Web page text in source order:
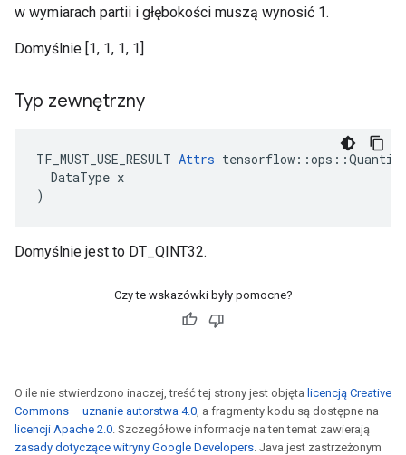
w wymiarach partii i głębokości muszą wynosić 1.
Domyślnie [1, 1, 1, 1]
Typ zewnętrzny
TF_MUST_USE_RESULT Attrs
  DataType x
)
Domyślnie jest to DT_QINT32.
Czy te wskazówki były pomocne?
O ile nie stwierdzono inaczej, treść tej strony jest objęta licencją Creative
Commons – uznanie autorstwa 4.0, a fragmenty kodu są dostępne na
licencji Apache 2.0. Szczegółowe informacje na ten temat zawierają
zasady dotyczące witryny Google Developers. Java jest zastrzeżonym